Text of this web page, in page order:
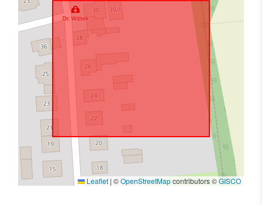
Leaflet | ©OpenStreetMapcontributors ©GISCO